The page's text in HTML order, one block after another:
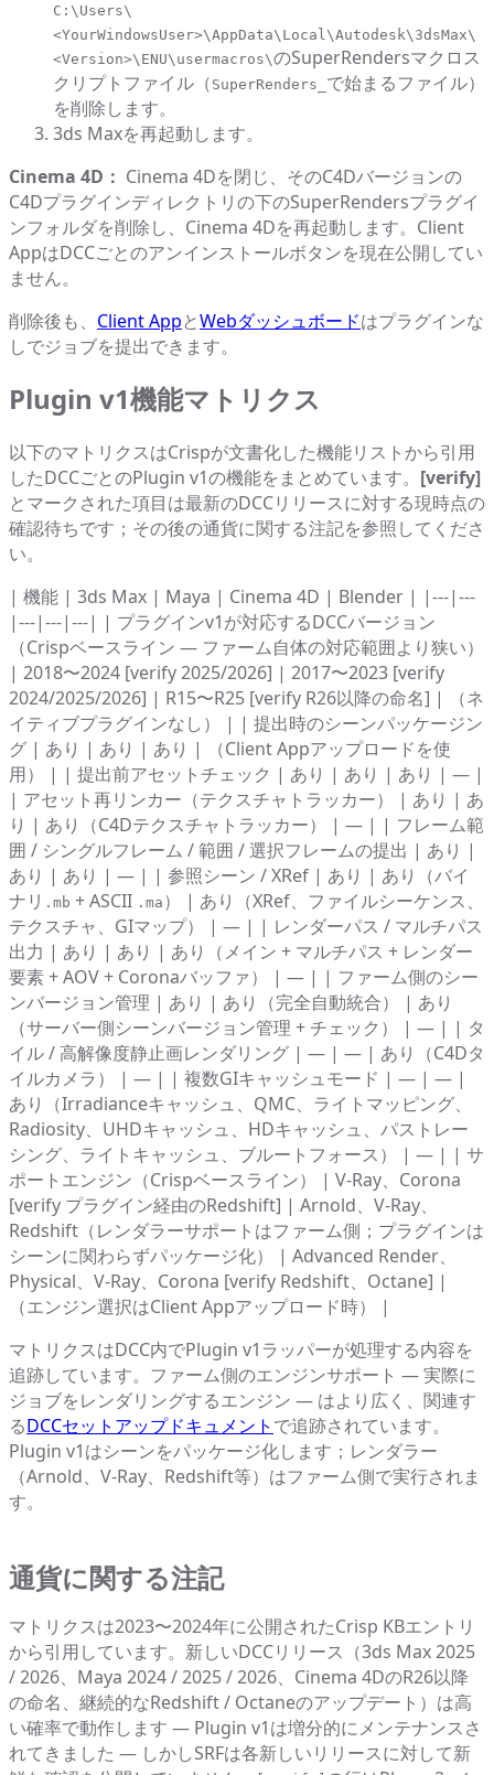
C:\Users\
<YourWindowsUser>\AppData\Local\Autodesk\3dsMax\
<Version>\ENU\usermacros\のSuperRendersマクロス
クリプトファイル（ SuperRenders_ で始まるファイル）
を削除します。
3ds Maxを再起動します。
Cinema 4D： Cinema 4Dを閉じ、そのC4Dバージョンの
C4Dプラグインディレクトリの下のSuperRendersプラグイ
ンフォルダを削除し、Cinema 4Dを再起動します。Client
AppはDCCごとのアンインストールボタンを現在公開してい
ません。
削除後も、 Client AppとWebダッシュボードはプラグインな
しでジョブを提出できます。
Plugin v1機能マトリクス
以下のマトリクスはCrispが文書化した機能リストから引用
したDCCごとのPlugin v1の機能をまとめています。 [verify]
とマークされた項目は最新のDCCリリースに対する現時点の
確認待ちです；その後の通貨に関する注記を参照してくださ
い。
| 機能 | 3ds Max | Maya | Cinema 4D | Blender | |---|---
|---|---|---| | プラグインv1が対応するDCCバージョン
（Crispベースライン — ファーム自体の対応範囲より狭い）
| 2018〜2024 [verify 2025/2026] | 2017〜2023 [verify
2024/2025/2026] | R15〜R25 [verify R26以降の命名] | （ネ
イティブプラグインなし） | | 提出時のシーンパッケージン
グ | あり | あり | あり | （Client Appアップロードを使
用） | | 提出前アセットチェック | あり | あり | あり | — |
| アセット再リンカー（テクスチャトラッカー） | あり | あ
り | あり（C4Dテクスチャトラッカー） | — | | フレーム範
囲 / シングルフレーム / 範囲 / 選択フレームの提出 | あり |
あり | あり | — | | 参照シーン / XRef | あり | あり（バイ
ナリ .mb + ASCII .ma ） | あり（XRef、ファイルシーケンス、
テクスチャ、GIマップ） | — | | レンダーパス / マルチパス
出力 | あり | あり | あり（メイン + マルチパス + レンダー
要素 + AOV + Coronaバッファ） | — | | ファーム側のシー
ンバージョン管理 | あり | あり（完全自動統合） | あり
（サーバー側シーンバージョン管理 + チェック） | — | | タ
イル / 高解像度静止画レンダリング | — | — | あり（C4Dタ
イルカメラ） | — | | 複数GIキャッシュモード | — | — |
あり（Irradianceキャッシュ、QMC、ライトマッピング、
Radiosity、UHDキャッシュ、HDキャッシュ、パストレー
シング、ライトキャッシュ、ブルートフォース） | — | | サ
ポートエンジン（Crispベースライン） | V-Ray、Corona
[verify プラグイン経由のRedshift] | Arnold、V-Ray、
Redshift（レンダラーサポートはファーム側；プラグインは
シーンに関わらずパッケージ化） | Advanced Render、
Physical、V-Ray、Corona [verify Redshift、Octane] |
（エンジン選択はClient Appアップロード時） |
マトリクスはDCC内でPlugin v1ラッパーが処理する内容を
追跡しています。ファーム側のエンジンサポート — 実際に
ジョブをレンダリングするエンジン — はより広く、関連す
るDCCセットアップドキュメント で追跡されています。
Plugin v1はシーンをパッケージ化します；レンダラー
（Arnold、V-Ray、Redshift等）はファーム側で実行されま
す。
通貨に関する注記
マトリクスは2023〜2024年に公開されたCrisp KBエントリ
から引用しています。新しいDCCリリース（3ds Max 2025
/ 2026、Maya 2024 / 2025 / 2026、Cinema 4DのR26以降
の命名、継続的なRedshift / Octaneのアップデート）は高
い確率で動作します — Plugin v1は増分的にメンテナンスさ
れてきました — しかしSRFは各新しいリリースに対して新